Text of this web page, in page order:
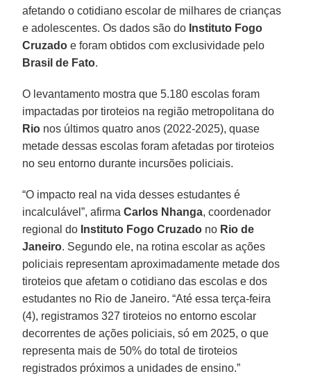
afetando o cotidiano escolar de milhares de crianças
e adolescentes. Os dados são do Instituto Fogo
Cruzado e foram obtidos com exclusividade pelo
Brasil de Fato.
O levantamento mostra que 5.180 escolas foram
impactadas por tiroteios na região metropolitana do
Rio nos últimos quatro anos (2022-2025), quase
metade dessas escolas foram afetadas por tiroteios
no seu entorno durante incursões policiais.
“O impacto real na vida desses estudantes é
incalculável”, afirmaCarlos Nhanga, coordenador
regional do Instituto Fogo Cruzado no Rio de
Janeiro. Segundo ele, na rotina escolar as ações
policiais representam aproximadamente metade dos
tiroteios que afetam o cotidiano das escolas e dos
estudantes no Rio de Janeiro. “Até essa terça-feira
(4), registramos 327 tiroteios no entorno escolar
decorrentes de ações policiais, só em 2025, o que
representa mais de 50% do total de tiroteios
registrados próximos a unidades de ensino.”